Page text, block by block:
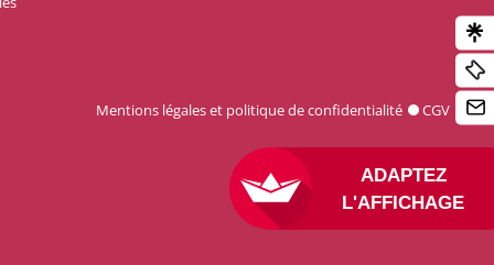
ADAPTEZ
L'AFFICHAGE
Mentions légales et politique de confidentialité CGV